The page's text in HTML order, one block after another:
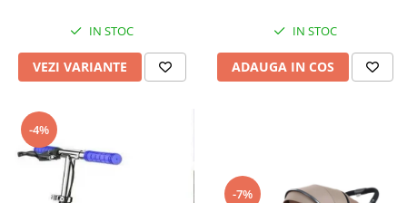
IN STOC
VEZI VARIANTE
IN STOC
ADAUGA IN COS
-4%
-7%